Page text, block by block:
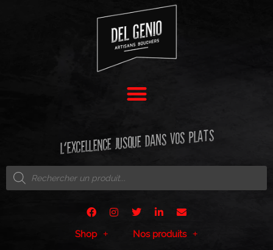
L'EXCELLENCE JUSQUE DANS VOS PLATS
Shop Nos produits